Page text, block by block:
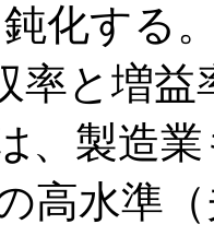
化する
率と増益
、製造
高水準